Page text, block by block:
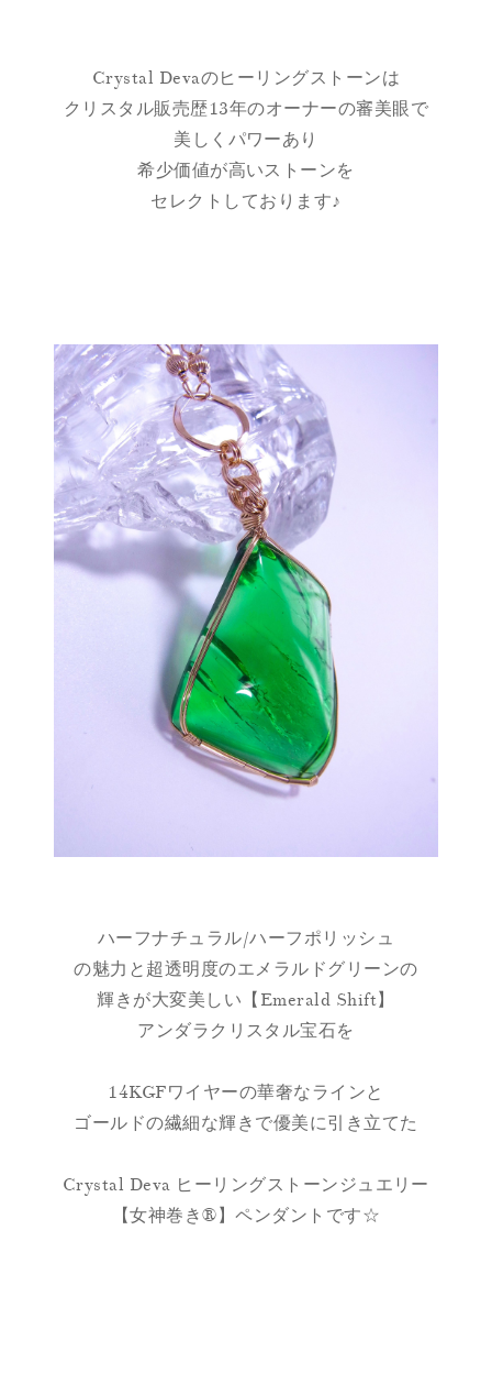
Crystal Devaのヒーリングストーンは
クリスタル販売歴13年のオーナーの審美眼で
美しくパワーあり
希少価値が高いストーンを
セレクトしております♪
ハーフナチュラル/ハーフポリッシュ
の魅力と超透明度のエメラルドグリーンの
輝きが大変美しい【Emerald Shift】
アンダラクリスタル宝石を
14KGFワイヤーの華奢なラインと
ゴールドの繊細な輝きで優美に引き立てた
Crystal Deva ヒーリングストーンジュエリー
【女神巻き®】ペンダントです☆